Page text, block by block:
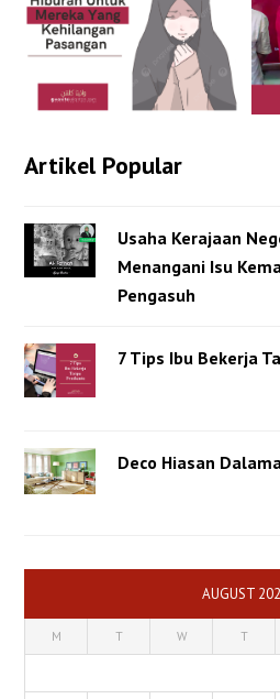
Artikel Popular
Usaha Kerajaan
Menangani Isu
Pengasuh
7 Tips Ibu Bekerja
Deco Hiasan
AUGUST
M T W T